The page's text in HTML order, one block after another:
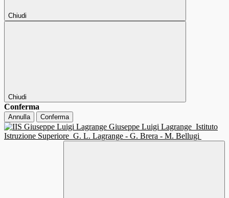
Chiudi
Chiudi
Conferma
Annulla Conferma
Giuseppe Luigi Lagrange Istituto
Istruzione Superiore G. L. Lagrange - G. Brera - M. Bellugi